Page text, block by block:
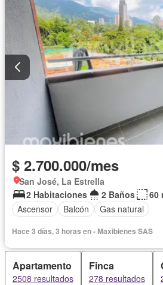
$ 2.700.000/mes
San José, La Estrella
2 Habitaciones
2 Baños
60
Ascensor
Balcón Gas natural
Hace 3 días, 3 horas en - Maxibienes SAS
Apartamento
2508 resultados
Finca
278 resultados